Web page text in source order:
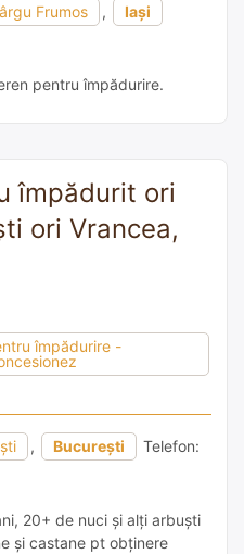
Frumos ,
Iași
pentru împădurire.
împădurit ori
ori Vrancea,
împădurire -
, București
Telefon:
20+ de nuci și alți arbuști
și castane pt obținere